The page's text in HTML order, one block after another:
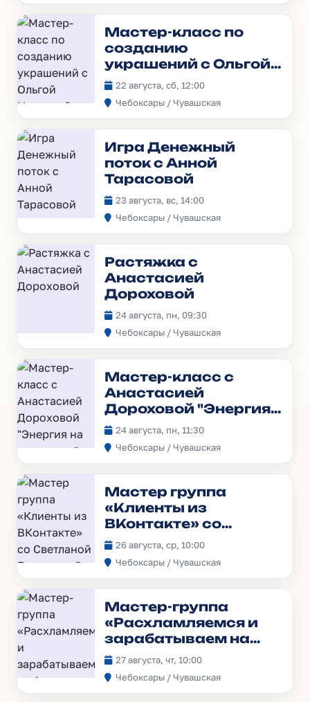
Мастер-класс по
созданию
украшений с Ольгой
Недавней
22 августа, сб, 12:00
Чебоксары / Чувашская
Игра Денежный
поток с Анной
Тарасовой
23 августа, вс, 14:00
Чебоксары / Чувашская
Растяжка с
Анастасией
Дороховой
24 августа, пн, 09:30
Чебоксары / Чувашская
Мастер-класс с
Анастасией
Дороховой "Энергия
на максимум"
24 августа, пн, 11:30
Чебоксары / Чувашская
Мастер группа
«Клиенты из
ВКонтакте» со
Светланой
Гавриловой
26 августа, ср, 10:00
Чебоксары / Чувашская
Мастер-группа
«Расхламляемся и
зарабатываем на
Авито»
27 августа, чт, 10:00
Чебоксары / Чувашская